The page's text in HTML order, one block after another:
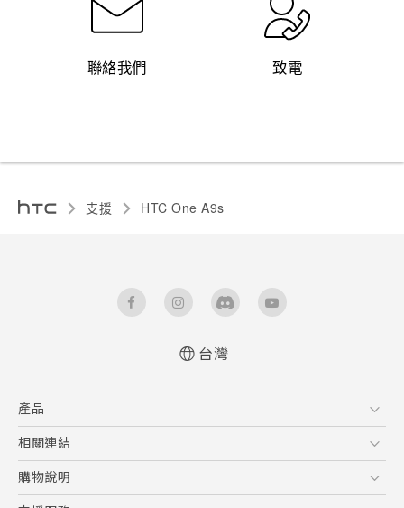
聯絡我們 致電
支援 HTC One A9s‎
台灣
產品
5G
智慧型手機
配件
相關連結
HTC Research
購物說明